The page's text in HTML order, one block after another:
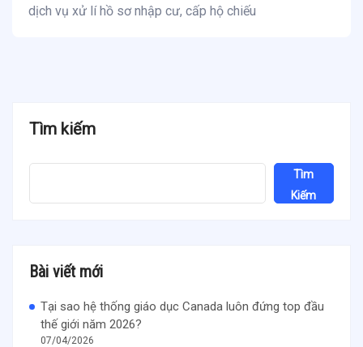
dịch vụ xử lí hồ sơ nhập cư, cấp hộ chiếu
Tìm kiếm
Tìm
Kiếm
Bài viết mới
Tại sao hệ thống giáo dục Canada luôn đứng top đầu
thế giới năm 2026?
07/04/2026